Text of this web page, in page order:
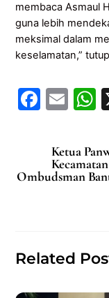
membaca Asmaul
guna lebih
meksimal dalam
keselamatan,”
F
c
e
b
k
E
ai
l
s
Ketua
Kecamatan
Ombudsman
Related